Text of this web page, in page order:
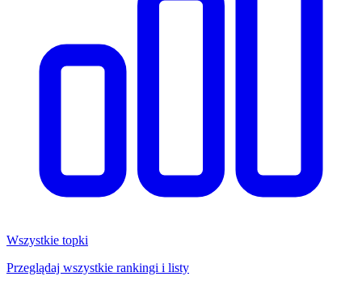
Wszystkie topki
Przeglądaj wszystkie rankingi i listy